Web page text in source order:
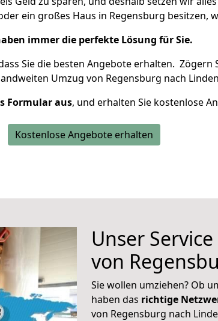
ein großes Haus in Regensburg besitzen,
immer die perfekte Lösung für Sie.
Sie die besten Angebote erhalten. Zögern
Umzug von Regensburg nach
Formular aus, und erhalten Sie kostenlose
Kostenlose Angebote erhalten
Unser
von
Sie wollen umziehen? Ob
haben das richtige
von Regensburg nach